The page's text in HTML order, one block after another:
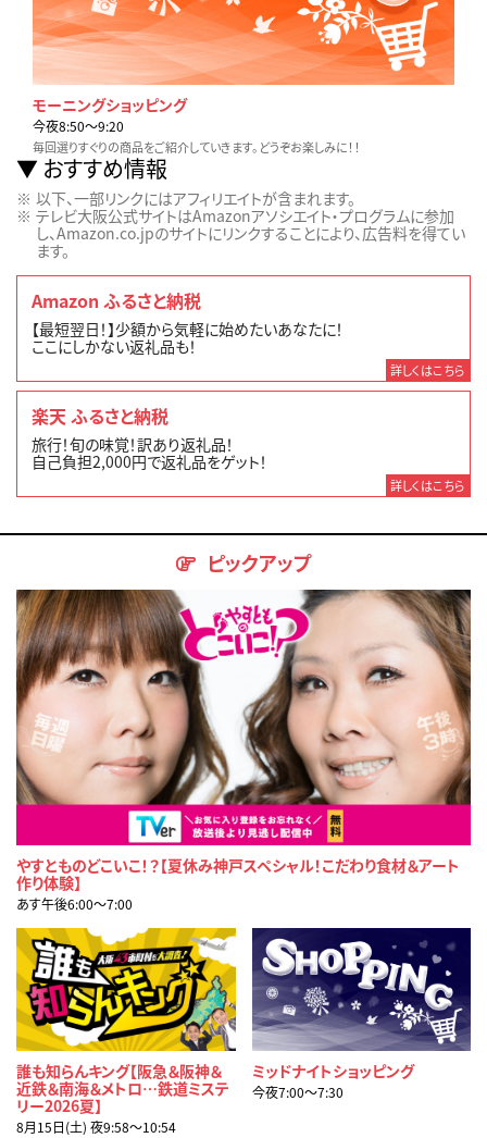
モーニングショッピング
今夜8:50〜9:20
毎回選りすぐりの商品をご紹介していきます。どうぞお楽しみに！！
おすすめ情報
以下、一部リンクにはアフィリエイトが含まれます。
テレビ大阪公式サイトはAmazonアソシエイト・プログラムに参加
し、Amazon.co.jpのサイトにリンクすることにより、広告料を得てい
ます。
Amazon ふるさと納税
【最短翌日！】少額から気軽に始めたいあなたに！
ここにしかない返礼品も！
詳しくはこちら
楽天 ふるさと納税
旅行！旬の味覚！訳あり返礼品！
自己負担2,000円で返礼品をゲット！
詳しくはこちら
ピックアップ
やすとものどこいこ！？【夏休み神戸スペシャル！こだわり食材＆アート
作り体験】
あす午後6:00〜7:00
誰も知らんキング【阪急＆阪神＆
近鉄＆南海＆メトロ…鉄道ミステ
リー2026夏】
8月15日(土) 夜9:58〜10:54
ミッドナイトショッピング
今夜7:00〜7:30